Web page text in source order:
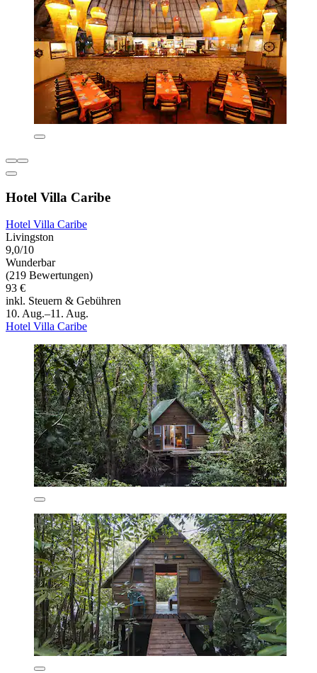
Hotel Villa Caribe
Hotel Villa Caribe
Livingston
9,0/10
Wunderbar
(219 Bewertungen)
93 €
inkl. Steuern & Gebühren
10. Aug.–11. Aug.
Hotel Villa Caribe